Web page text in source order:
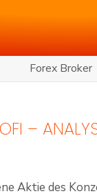
Forex Broker
–
Aktie des